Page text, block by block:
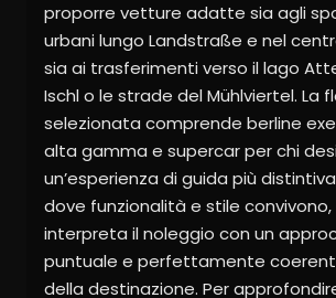
proporre vetture adatte sia agli
urbani lungo Landstraße e nel
sia ai trasferimenti verso il lago
Ischl o le strade del Mühlviertel. La
selezionata comprende berline
alta gamma e supercar per chi
un’esperienza di guida più
dove funzionalità e stile convivono,
interpreta il noleggio con un
puntuale e perfettamente
della destinazione. Per